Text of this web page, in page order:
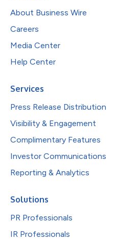
About Business Wire
Careers
Media Center
Help Center
Services
Press Release Distribution
Visibility & Engagement
Complimentary Features
Investor Communications
Reporting & Analytics
Solutions
PR Professionals
IR Professionals